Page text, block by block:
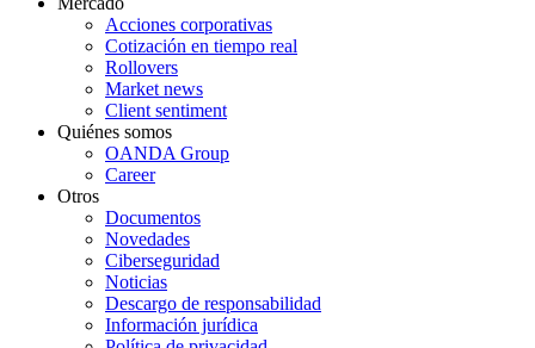
Acciones corporativas
Cotización en tiempo real
Rollovers
Market news
Client sentiment
Quiénes somos
OANDA Group
Career
Otros
Documentos
Novedades
Ciberseguridad
Noticias
Descargo de responsabilidad
Información jurídica